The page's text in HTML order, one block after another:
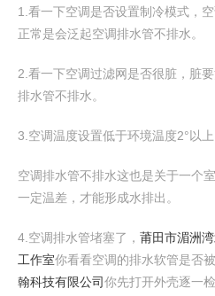
1.看一下空调是否设置制冷模式，
正常是会泛起空调排水管不排水。
2.看一下空调过滤网是否很脏，脏
排水管不排水。
3.空调温度设置低于环境温度2°以
空调排水管不排水这也是关于一个
一定温差，才能形成水排出。
4.空调排水管堵塞了， 莆田市湄洲
工作室你看看空调的排水软管是否
翰科技有限公司你先打开外壳逐一